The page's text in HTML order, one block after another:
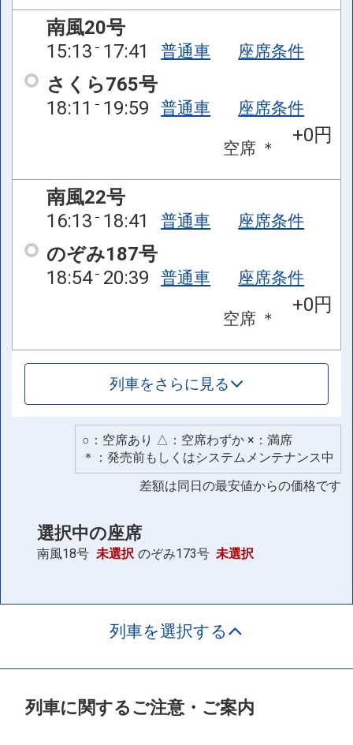
南風20号
15:13 17:41 普通車 座席条件
さくら765号
18:11
19:59 普通車 座席条件
空席 ＊
+0円
南風22号
16:13 18:41 普通車 座席条件
のぞみ187号
18:54 20:39 普通車 座席条件
空席 ＊
+0円
列車をさらに見る
○：空席あり △：空席わずか ×：満席
＊：発売前もしくはシステムメンテナンス中
差額は同日の最安値からの価格です
選択中の座席
南風18号 未選択 のぞみ173号 未選択
列車を選択する
列車に関するご注意・ご案内